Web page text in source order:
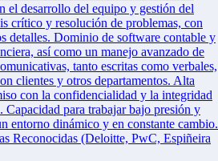
el desarrollo del equipo y gestión del
crítico y resolución de problemas, con
detalles. Dominio de software contable y
así como un manejo avanzado de
tanto escritas como verbales,
clientes y otros departamentos. Alta
con la confidencialidad y la integridad
para trabajar bajo presión y
entorno dinámico y en constante cambio.
Reconocidas (Deloitte, PwC, Espiñeira